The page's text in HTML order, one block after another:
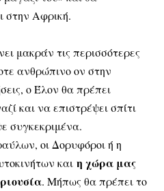
στην Αφρική.
μακράν τις περισσότερες
ανθρώπινο ον στην
ο Έλον θα πρέπει
και να επιστρέψει σπίτι
συγκεκριμένα.
οι Δορυφόροι ή η
και η χώρα μας
. Μήπως θα πρέπει το